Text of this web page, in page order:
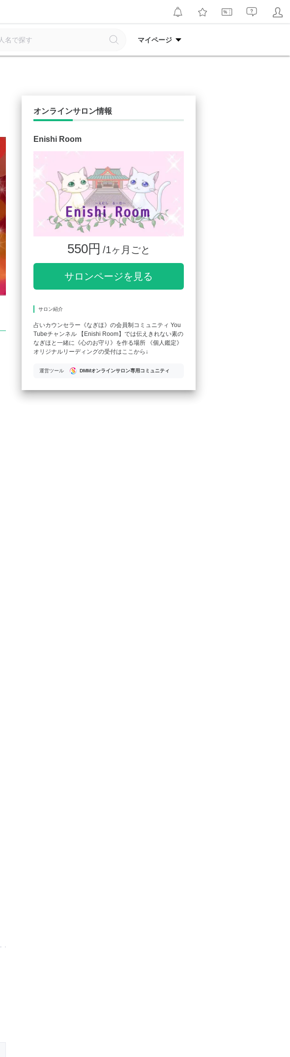
マイページ
オンラインサロン情報
Enishi Room
550円 /1ヶ月ごと
サロンページを見る
サロン紹介
占いカウンセラー《なぎほ》の会員制コミュニティ You
Tubeチャンネル 【Enishi Room】では伝えきれない素の
なぎほと一緒に《心のお守り》を作る場所 《個人鑑定》
オリジナルリーディングの受付はここから↓
運営ツール DMMオンラインサロン専用コミュニティ